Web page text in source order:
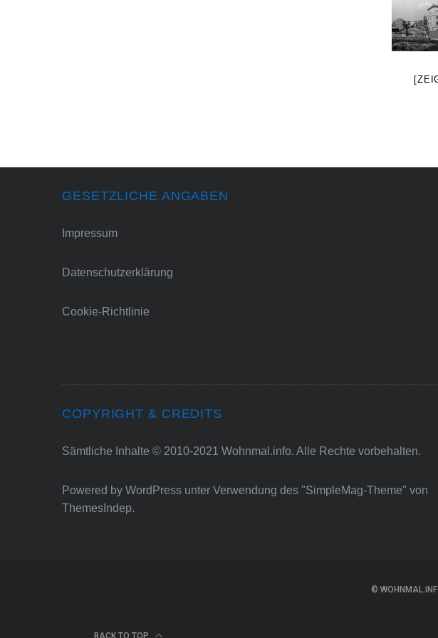
GESETZLICHE ANGABEN
Impressum
Datenschutzerklärung
Cookie-Richtlinie
COPYRIGHT & CREDITS
Sämtliche Inhalte © 2010-2021 Wohnmal.info. Alle Rechte vorbehalten.
Powered by WordPress unter Verwendung des "SimpleMag-Theme" von
ThemesIndep.
©
BACK TO TOP